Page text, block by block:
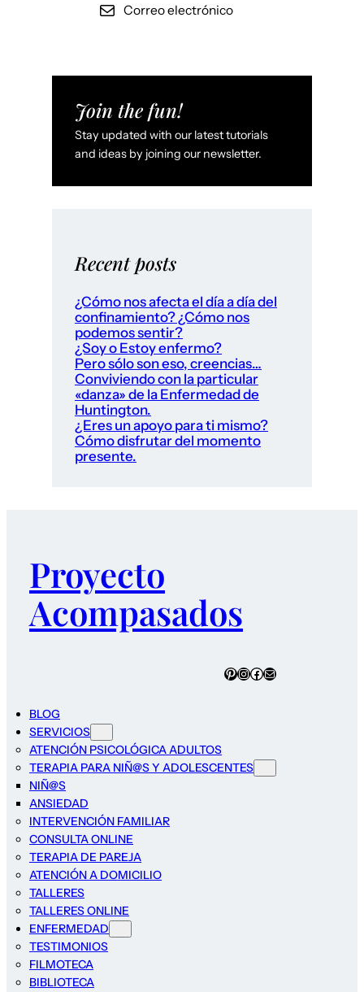
Correo electrónico
Join the fun!
Stay updated with our latest tutorials
and ideas by joining our newsletter.
Recent posts
¿Cómo nos afecta el día a día del
confinamiento? ¿Cómo nos
podemos sentir?
¿Soy o Estoy enfermo?
Pero sólo son eso, creencias…
Conviviendo con la particular
«danza» de la Enfermedad de
Huntington.
¿Eres un apoyo para ti mismo?
Cómo disfrutar del momento
presente.
Proyecto
Acompasados
Pinterest
Instagram
Facebook
Correo electrónico
BLOG
SERVICIOS
ATENCIÓN PSICOLÓGICA ADULTOS
TERAPIA PARA NIÑ@S Y ADOLESCENTES
NIÑ@S
ANSIEDAD
INTERVENCIÓN FAMILIAR
CONSULTA ONLINE
TERAPIA DE PAREJA
ATENCIÓN A DOMICILIO
TALLERES
TALLERES ONLINE
ENFERMEDAD
TESTIMONIOS
FILMOTECA
BIBLIOTECA